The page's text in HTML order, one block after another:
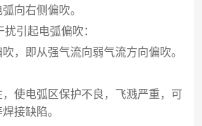
向右侧偏吹。
引起电弧偏吹：
，即从强气流向弱气流方向偏吹。
使电弧区保护不良，飞溅严重，可
接缺陷。